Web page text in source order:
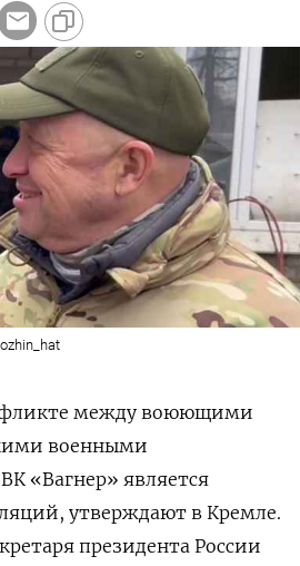
между воюющими
военными
«Вагнер» является
утверждают в Кремле.
президента России